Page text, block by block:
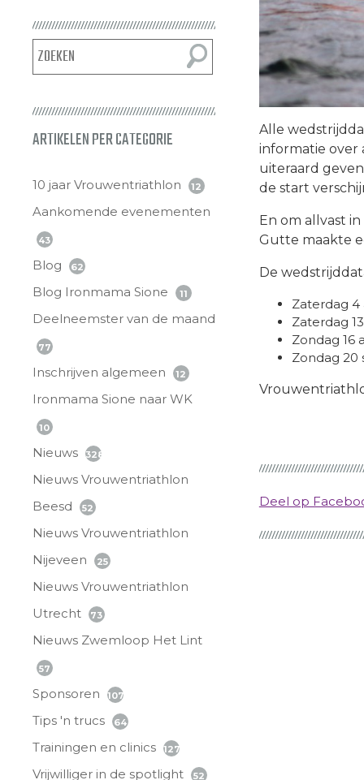
ARTIKELEN PER CATEGORIE
10 jaar Vrouwentriathlon 12
Aankomende evenementen
43
Blog 62
Blog Ironmama Sione 11
Deelneemster van de maand
77
Inschrijven algemeen 12
Ironmama Sione naar WK
10
Nieuws 328
Nieuws Vrouwentriathlon
Beesd
52
Nieuws Vrouwentriathlon
Nijeveen
25
Nieuws Vrouwentriathlon
Utrecht
73
Nieuws Zwemloop Het Lint
57
Sponsoren 107
Tips 'n trucs 64
Trainingen en clinics 127
Vrijwilliger in de spotlight 52
Alle
informatie over
uiteraard
de start
En om allvast
Gutte maakte
De
Zaterdag
Zaterdag
Zondag 16
Zondag
Deel op